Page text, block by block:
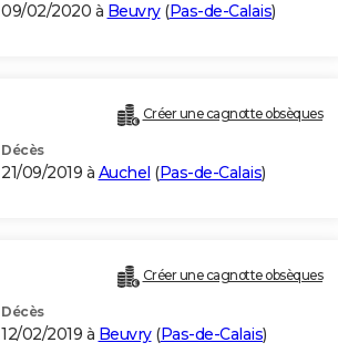
09/02/2020 à Beuvry(Pas-de-Calais)
Créer une cagnotte obsèques
Décès
21/09/2019 à Auchel (Pas-de-Calais)
Créer une cagnotte obsèques
Décès
12/02/2019 à Beuvry(Pas-de-Calais)